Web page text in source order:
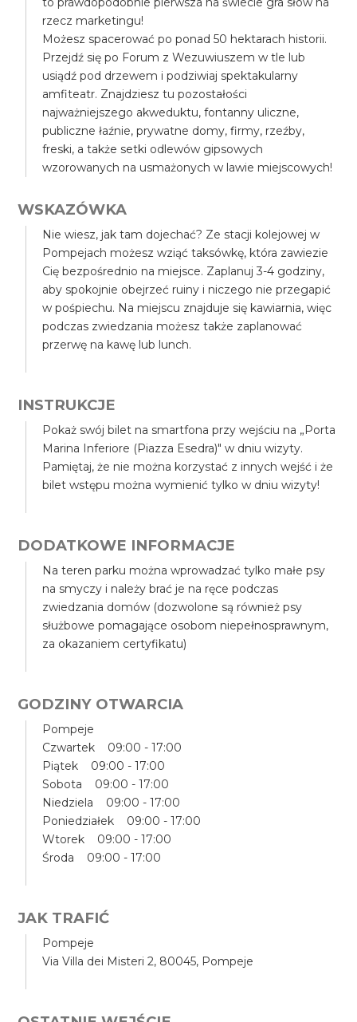
rzecz marketingu!
Możesz spacerować po ponad 50 hektarach historii.
Przejdź się po Forum z Wezuwiuszem w tle lub
usiądź pod drzewem i podziwiaj spektakularny
amfiteatr. Znajdziesz tu pozostałości
najważniejszego akweduktu, fontanny uliczne,
publiczne łaźnie, prywatne domy, firmy, rzeźby,
freski, a także setki odlewów gipsowych
wzorowanych na usmażonych w lawie miejscowych!
WSKAZÓWKA
Nie wiesz, jak tam dojechać? Ze stacji kolejowej w
Pompejach możesz wziąć taksówkę, która zawiezie
Cię bezpośrednio na miejsce. Zaplanuj 3-4 godziny,
aby spokojnie obejrzeć ruiny i niczego nie przegapić
w pośpiechu. Na miejscu znajduje się kawiarnia, więc
podczas zwiedzania możesz także zaplanować
przerwę na kawę lub lunch.
INSTRUKCJE
Pokaż swój bilet na smartfona przy wejściu na „Porta
Marina Inferiore (Piazza Esedra)" w dniu wizyty.
Pamiętaj, że nie można korzystać z innych wejść i że
bilet wstępu można wymienić tylko w dniu wizyty!
DODATKOWE INFORMACJE
Na teren parku można wprowadzać tylko małe psy
na smyczy i należy brać je na ręce podczas
zwiedzania domów (dozwolone są również psy
służbowe pomagające osobom niepełnosprawnym,
za okazaniem certyfikatu)
GODZINY OTWARCIA
Pompeje
Czwartek 09:00 - 17:00
Piątek 09:00 - 17:00
Sobota 09:00 - 17:00
Niedziela 09:00 - 17:00
Poniedziałek 09:00 - 17:00
Wtorek 09:00 - 17:00
Środa 09:00 - 17:00
JAK TRAFIĆ
Pompeje
Via Villa dei Misteri 2, 80045, Pompeje